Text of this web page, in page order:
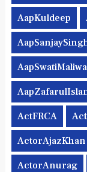
AapKuldeep
ActFRCA
ActorAjazKhan
ActorAnurag